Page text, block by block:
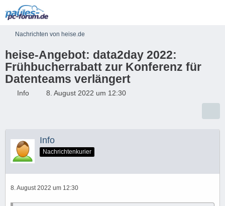
Nachrichten von heise.de
heise-Angebot: data2day 2022:
Frühbucherrabatt zur Konferenz für
Datenteams verlängert
Info 8. August 2022 um 12:30
Info
Nachrichtenkurier
8. August 2022 um 12:30